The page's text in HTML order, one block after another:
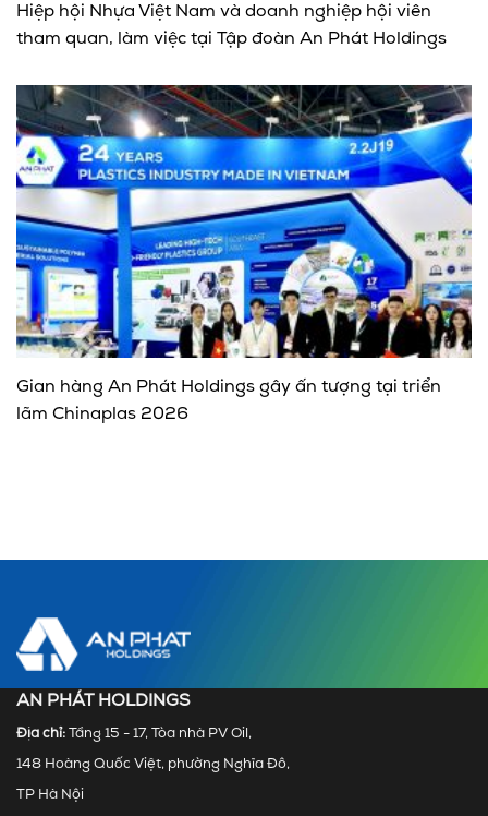
Hiệp hội Nhựa Việt Nam và doanh nghiệp hội viên
tham quan, làm việc tại Tập đoàn An Phát Holdings
Gian hàng An Phát Holdings gây ấn tượng tại triển
lãm Chinaplas 2026
AN PHÁT HOLDINGS
Địa chỉ: Tầng 15 - 17, Tòa nhà PV Oil,
148 Hoàng Quốc Việt, phường Nghĩa Đô,
TP Hà Nội